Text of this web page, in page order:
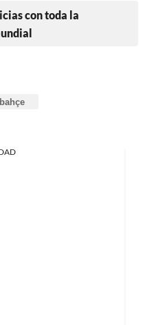
con toda la